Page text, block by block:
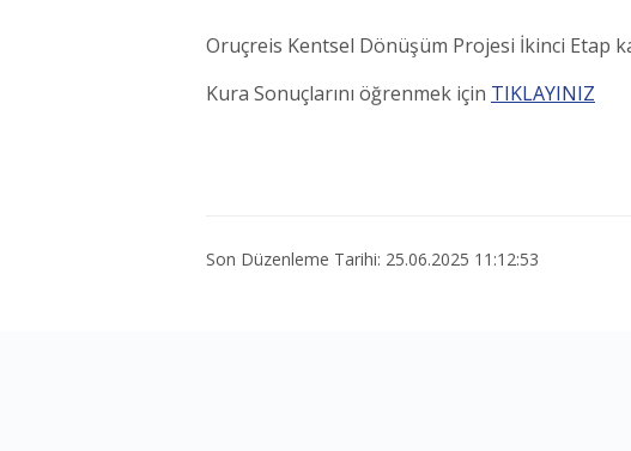
Oruçreis Kentsel Dönüşüm Projesi İkinci Etap
Kura Sonuçlarını öğrenmek için TIKLAYINIZ
Son Düzenleme Tarihi: 25.06.2025 11:12:53